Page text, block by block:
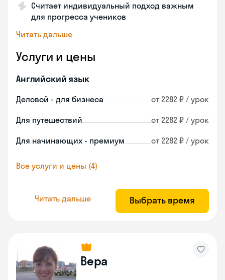
Считает индивидуальный подход важным
для прогресса учеников
Читать дальше
Услуги и цены
Английский язык
Деловой - для бизнеса от 2282 ₽ / урок
Для путешествий от 2282 ₽ / урок
Для начинающих - премиум от 2282 ₽ / урок
Все услуги и цены (4)
Читать дальше Выбрать время
Вера